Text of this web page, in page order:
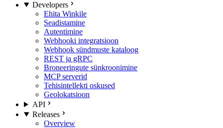
Developers
Ehita Winkile
Seadistamine
Autentimine
Webhooki integratsioon
Webhook sündmuste kataloog
REST ja gRPC
Broneeringute sünkroonimine
MCP serverid
Tehisintellekti oskused
Geolokatsioon
API
Releases
Overview